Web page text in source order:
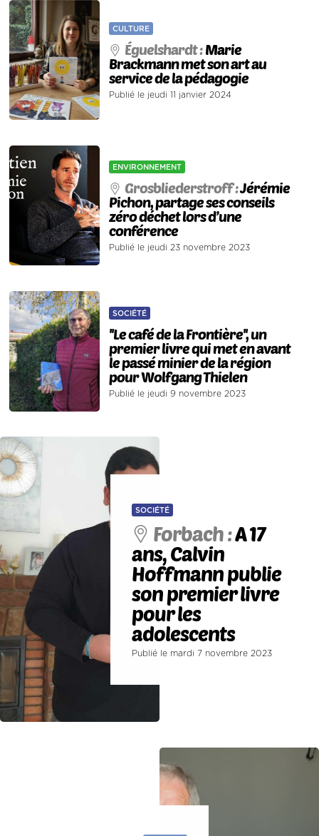
CULTURE
Éguelshardt :Marie
Brackmann met son art au
service de la pédagogie
Publié le jeudi 11 janvier 2024
ENVIRONNEMENT
Grosbliederstroff :Jérémie
Pichon, partage ses conseils
zéro déchet lors d’une
conférence
Publié le jeudi 23 novembre 2023
SOCIÉTÉ
''Le café de la Frontière'', un
premier livre qui met en avant
le passé minier de la région
pour Wolfgang Thielen
Publié le jeudi 9 novembre 2023
SOCIÉTÉ
Forbach :A 17
ans, Calvin
Hoffmann publie
son premier livre
pour les
adolescents
Publié le mardi 7 novembre 2023